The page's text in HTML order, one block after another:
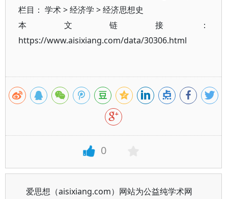
栏目： 学术>经济学 >经济思想史
本文链接：
https://www.aisixiang.com/data/30306.html
0
爱思想（aisixiang.com）网站为公益纯学术网